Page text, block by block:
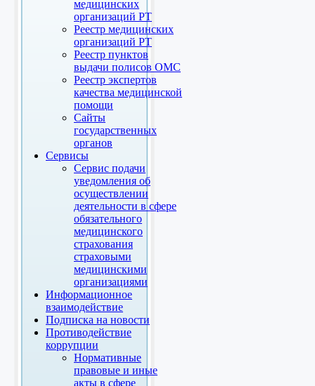
медицинских
организаций РТ
Реестр медицинских
организаций РТ
Реестр пунктов
выдачи полисов ОМС
Реестр экспертов
качества медицинской
помощи
Сайты
государственных
органов
Сервисы
Сервис подачи
уведомления об
осуществлении
деятельности в сфере
обязательного
медицинского
страхования
страховыми
медицинскими
организациями
Информационное
взаимодействие
Подписка на новости
Противодействие
коррупции
Нормативные
правовые и иные
акты в сфере